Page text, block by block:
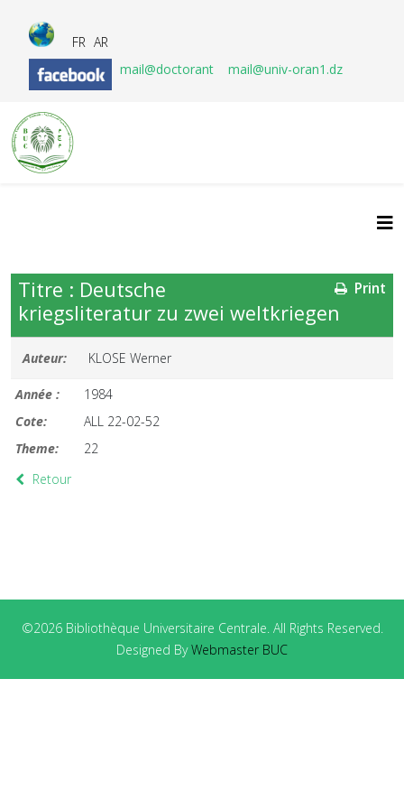
FR AR
mail@doctorant
mail@univ-oran1.dz
Print
Titre : Deutsche
kriegsliteratur zu zwei weltkriegen
Auteur: KLOSE Werner
Année :
1984
Cote:
ALL 22-02-52
Theme:
22
Retour
©2026 Bibliothèque Universitaire Centrale. All Rights Reserved.
Designed ByWebmaster BUC